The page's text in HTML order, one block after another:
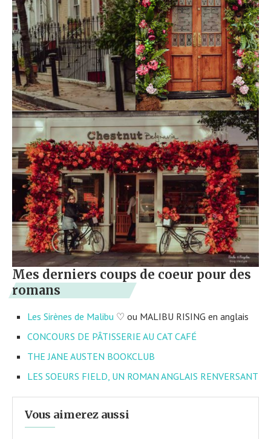
Mes derniers coups de coeur pour des
romans
Les Sirènes de Malibu ♡ ou MALIBU RISING en anglais
CONCOURS DE PÂTISSERIE AU CAT CAFÉ
THE JANE AUSTEN BOOKCLUB
LES SOEURS FIELD, UN ROMAN ANGLAIS RENVERSANT
Vous aimerez aussi